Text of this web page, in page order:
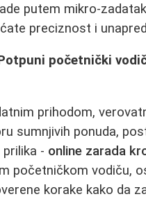
putem mikro-
preciznost i
početnički
prihodom,
sumnjivih ponuda,
- online zarada
početničkom vodiču,
korake kako da